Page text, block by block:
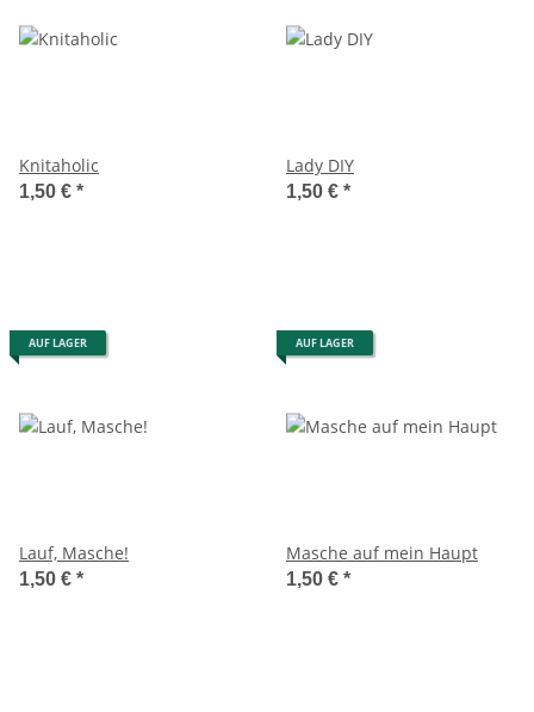
Knitaholic
1,50 € *
Lady DIY
1,50 € *
AUF LAGER
Lauf, Masche!
1,50 € *
AUF LAGER
Masche auf mein Haupt
1,50 € *